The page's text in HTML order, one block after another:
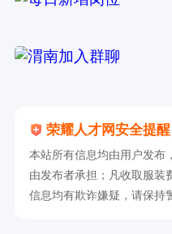
荣耀人才网安全提醒
本站所有信息均由用户发布
由发布者承担；凡收取服装
信息均有欺诈嫌疑，请保持